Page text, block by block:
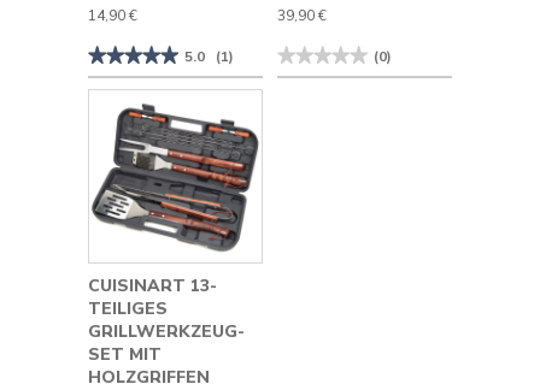
14,90 €
★★★★★
★★★★★
5
von
Sternen.
Bewertungen
lesen
Cuisinart
hitzebeständige
Silikon-
BBQ-
5.0 (1)
39,90 €
★★★★★
★★★★★
Kein
(0)
CUISINART 13-
TEILIGES
GRILLWERKZEUG-
SET MIT
HOLZGRIFFEN